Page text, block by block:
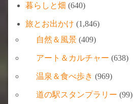
暮らしと畑 (640)
旅とお出かけ (1,846)
自然＆風景 (409)
アート＆カルチャー (638)
温泉＆食べ歩き (969)
道の駅スタンプラリー (99)